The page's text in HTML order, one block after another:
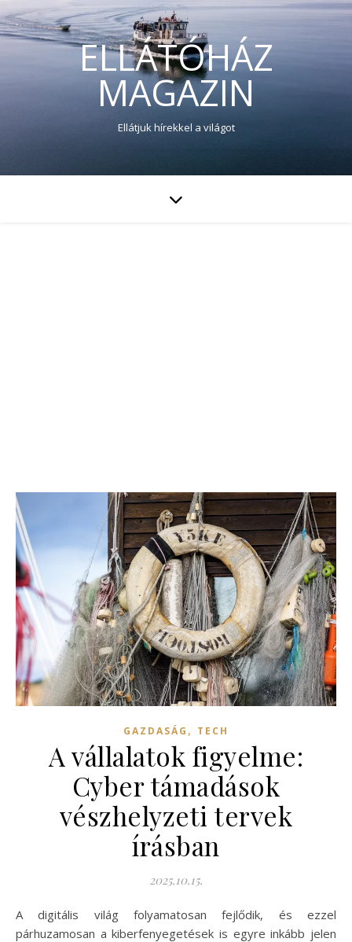
ELLÁTÓHÁZ
MAGAZIN
Ellátjuk hírekkel a világot
GAZDASÁG , TECH
A vállalatok figyelme:
Cyber támadások
vészhelyzeti tervek
írásban
2025.10.15.
A digitális világ folyamatosan fejlődik, és ezzel
párhuzamosan a kiberfenyegetések is egyre inkább jelen